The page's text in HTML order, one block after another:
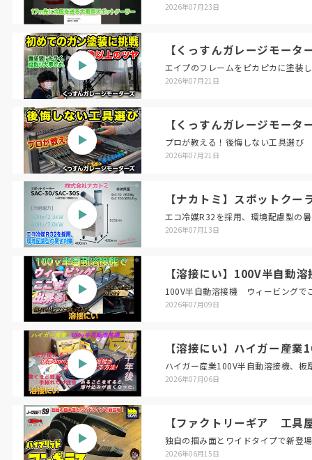
2026年07月23日
【くっすんガレージモー
エイプのフレームをピカピカに塗装
2026年07月21日
【くっすんガレージモー
プロが教える！後悔しない工具選び
2026年07月21日
【ナカトミ】スポットク
エコ冷媒R32を採用、環境配慮型の
2026年07月13日
【溶接にい】100V半自動
100V半自動溶接機 ウィービングで
2026年07月09日
【溶接にい】ハイガー産
ハイガー産業100V半自動溶接機、
2026年07月06日
【ファクトリーギア 工具
独自の掴み面とワイドタイプで新登
2026年06月15日